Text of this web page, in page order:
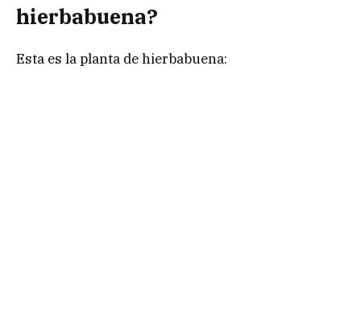
hierbabuena?
Esta es la planta de hierbabuena: